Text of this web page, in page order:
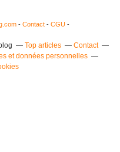
-Contact-CGU-
Top articles
Contact
et données personnelles